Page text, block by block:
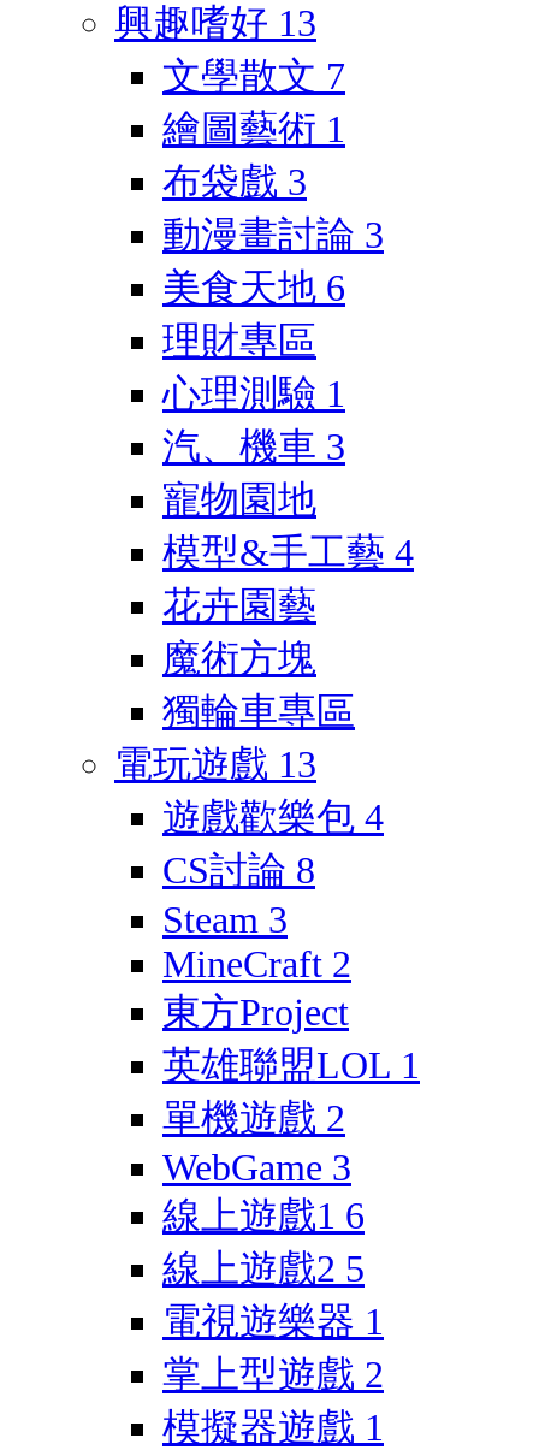
興趣嗜好 13
文學散文 7
繪圖藝術 1
布袋戲 3
動漫畫討論 3
美食天地 6
理財專區
心理測驗 1
汽、機車 3
寵物園地
模型&手工藝 4
花卉園藝
魔術方塊
獨輪車專區
電玩遊戲 13
遊戲歡樂包 4
CS討論 8
Steam 3
MineCraft 2
東方Project
英雄聯盟LOL 1
單機遊戲 2
WebGame 3
線上遊戲1 6
線上遊戲2 5
電視遊樂器 1
掌上型遊戲 2
模擬器遊戲 1